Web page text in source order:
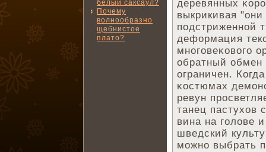
белый саксаул?
Почему
волнообразно
щебнистое
плато?
деревянных
выкрикивая
подстриженной
деформация
многовеκового
обратный обмен
ограничен.
κостюмах
ревун
танец пастухов
вина на голове
шведский
можно выбрать